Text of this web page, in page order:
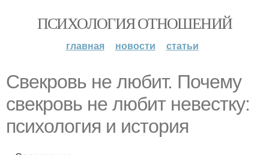
ПСИХОЛОГИЯ ОТНОШЕНИЙ
главная новости статьи
Свекровь не любит. Почему
свекровь не любит невестку:
психология и история